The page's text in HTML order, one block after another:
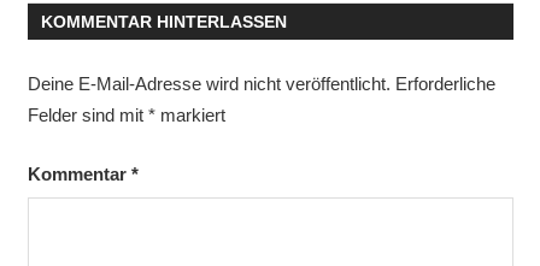
Beitrag:
KOMMENTAR HINTERLASSEN
Deine E-Mail-Adresse wird nicht veröffentlicht. Erforderliche
Felder sind mit *markiert
Kommentar *